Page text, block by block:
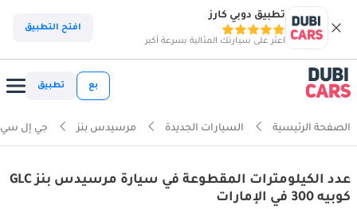
تطبيق دوبي كارز
اعثر على سيارتك المثالية بسرعة أكبر
افتح التطبيق
بع تطبيق
الصفحة الرئيسية السيارات الجديدة مرسيدس بنز جي إل سي
عدد الكيلومترات المقطوعة في سيارة مرسيدس بنز GLC
كوبيه 300 في الإمارات